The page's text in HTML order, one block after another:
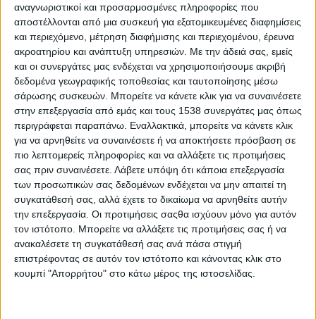
αναγνωριστικοί και προσαρμοσμένες πληροφορίες που
αποστέλλονται από μια συσκευή για εξατομικευμένες διαφημίσεις
και περιεχόμενο, μέτρηση διαφήμισης και περιεχομένου, έρευνα
ακροατηρίου και ανάπτυξη υπηρεσιών. Με την άδειά σας, εμείς
και οι συνεργάτες μας ενδέχεται να χρησιμοποιήσουμε ακριβή
δεδομένα γεωγραφικής τοποθεσίας και ταυτοποίησης μέσω
σάρωσης συσκευών. Μπορείτε να κάνετε κλικ για να συναινέσετε
στην επεξεργασία από εμάς και τους 1538 συνεργάτες μας όπως
περιγράφεται παραπάνω. Εναλλακτικά, μπορείτε να κάνετε κλικ
για να αρνηθείτε να συναινέσετε ή να αποκτήσετε πρόσβαση σε
πιο λεπτομερείς πληροφορίες και να αλλάξετε τις προτιμήσεις
σας πριν συναινέσετε. Λάβετε υπόψη ότι κάποια επεξεργασία
των προσωπικών σας δεδομένων ενδέχεται να μην απαιτεί τη
συγκατάθεσή σας, αλλά έχετε το δικαίωμα να αρνηθείτε αυτήν
την επεξεργασία. Οι προτιμήσεις σαςθα ισχύουν μόνο για αυτόν
τον ιστότοπο. Μπορείτε να αλλάξετε τις προτιμήσεις σας ή να
ανακαλέσετε τη συγκατάθεσή σας ανά πάσα στιγμή
επιστρέφοντας σε αυτόν τον ιστότοπο και κάνοντας κλικ στο
κουμπί "Απορρήτου" στο κάτω μέρος της ιστοσελίδας.
Πρώτο βασικό εύρημα της έρευνας αποτελεί η διαχρονικά
αυξητική τάση του ποσοστού των απασχολουμένων που
έχουν βρεθεί εκτός αγοράς τουλάχιστον μία φορά στην
επαγγελματική ζωή τους. Το ασταθές περιβάλλον ευνοεί τόσο
την κινητικότητα των στελεχών εντός αγοράς, όσο και την
πιθανότητα να βρεθούν εκτός αγοράς εργασίας για κάποιο
διάστημα.
Συγκεκριμένα, το 64% των ερωτώμενων που αυτή τη στιγμή
εργάζονται δήλωσε ότι έχει βρεθεί εκτός αγοράς εργασίας
τουλάχιστον μία φορά σε σύγκριση με το 58% που δήλωνε το
ίδιο το 2017. Οι περισσότεροι από αυτούς (32%) ανέφεραν ότι
χρειάστηκαν διάστημα μικρότερο των 6 μηνών για να
επανατοποθετηθούν στην αγορά, ενώ το 15% των
συμμετεχόντων στην έρευνα χρειάστηκε 6-11 μήνες.
Σε αρκετές περιπτώσεις η επανένταξη στην αγορά εργασίας